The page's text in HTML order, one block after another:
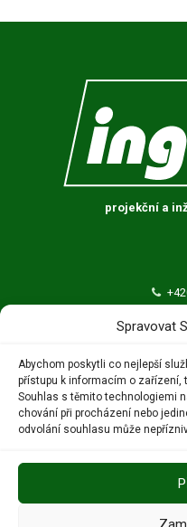
Spravovat
Abychom poskytli co nejlepší
přístupu k informacím o zařízení,
Souhlas s těmito technologiemi
chování při procházení nebo
odvolání souhlasu může
projekční a
160 00